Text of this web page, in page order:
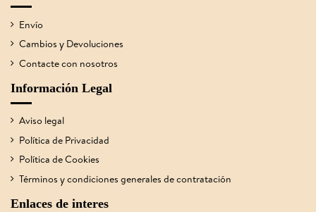
Envío
Cambios y Devoluciones
Contacte con nosotros
Información Legal
Aviso legal
Política de Privacidad
Política de Cookies
Términos y condiciones generales de contratación
Enlaces de interes